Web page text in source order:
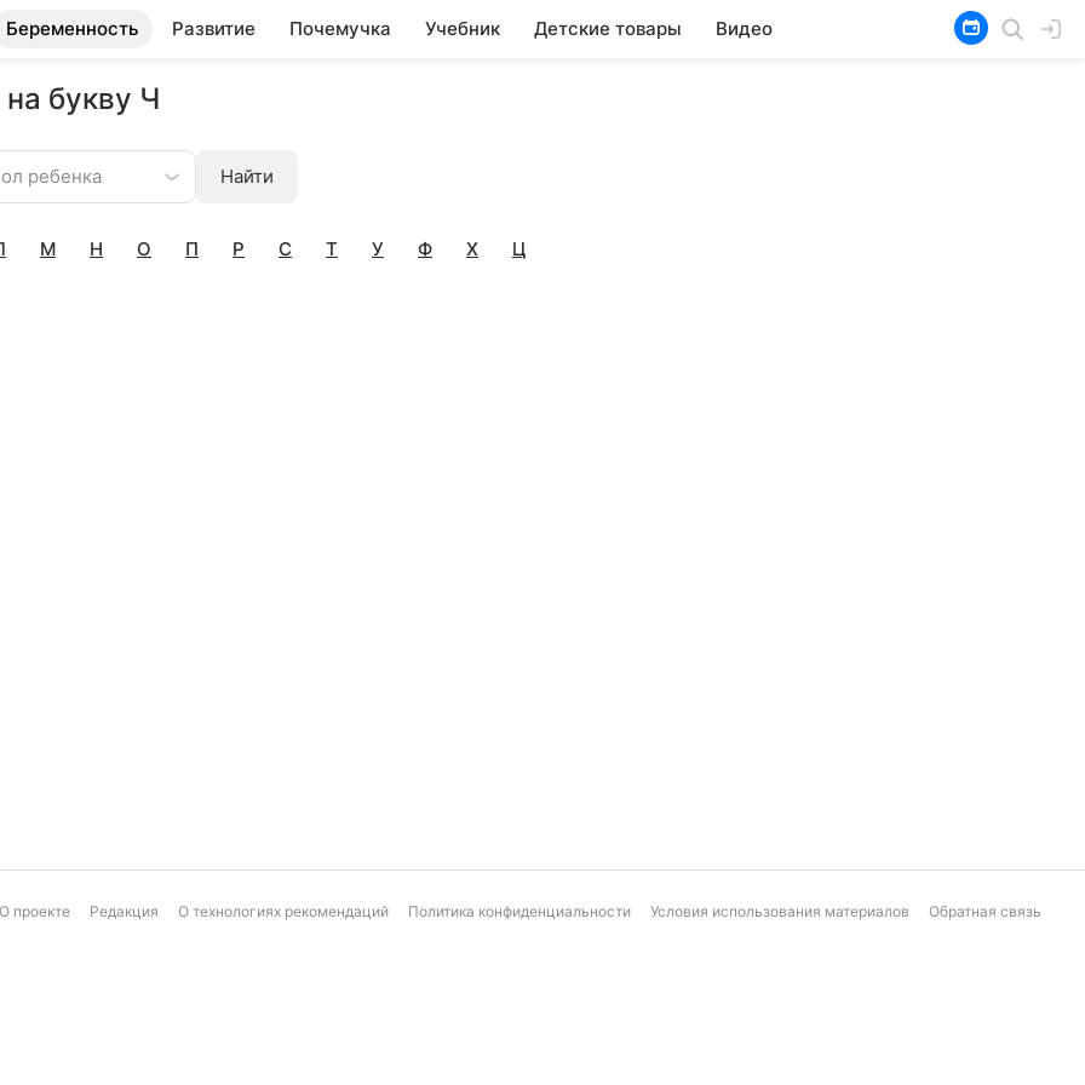
Беременность Развитие Почемучка Учебник Детские товары Видео
букву Ч
ребенка Найти
М Н О П Р С Т У Ф Х Ц
О проекте Редакция О технологиях рекомендаций Политика конфиденциальности Условия использования материалов Обратная связь